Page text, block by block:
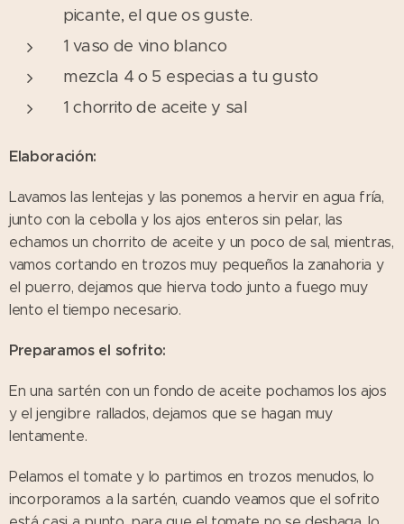
picante, el que os guste.
1 vaso de vino blanco
mezcla 4 o 5 especias a tu gusto
1 chorrito de aceite y sal
Elaboración:
Lavamos las lentejas y las ponemos a hervir en agua fría,
junto con la cebolla y los ajos enteros sin pelar, las
echamos un chorrito de aceite y un poco de sal, mientras,
vamos cortando en trozos muy pequeños la zanahoria y
el puerro, dejamos que hierva todo junto a fuego muy
lento el tiempo necesario.
Preparamos el sofrito:
En una sartén con un fondo de aceite pochamos los ajos
y el jengibre rallados, dejamos que se hagan muy
lentamente.
Pelamos el tomate y lo partimos en trozos menudos, lo
incorporamos a la sartén, cuando veamos que el sofrito